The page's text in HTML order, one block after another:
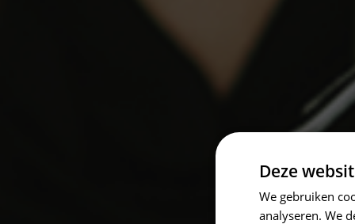
Deze
We gebruiken
analyseren. We